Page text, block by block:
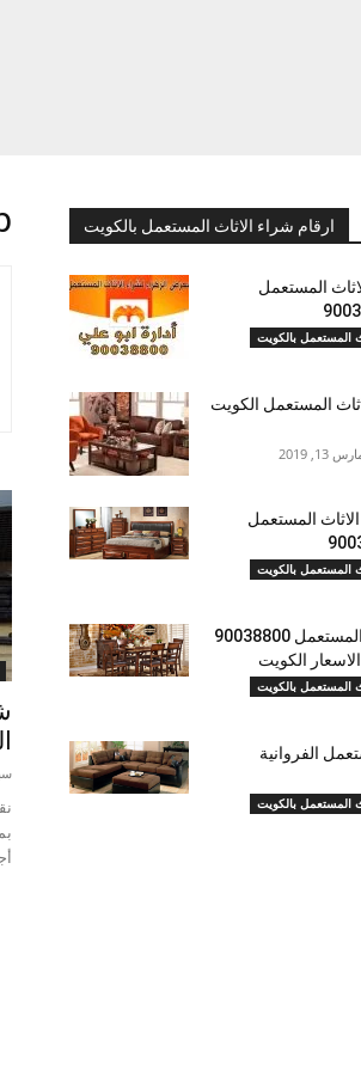
ارقام شراء الاثاث المستعمل بالكويت
المستعمل
المستعمل بالكويت
المستعمل الكويت
13, 2019
المستعمل
المستعمل بالكويت
نشتري الاثاث المستعمل 90038800
الكويت
المستعمل بالكويت
الفروانية
المستعمل بالكويت